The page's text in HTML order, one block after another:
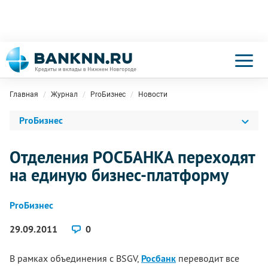
Главная Журнал ProБизнес Новости
ProБизнес
Отделения РОСБАНКА переходят
на единую бизнес-платформу
ProБизнес
29.09.2011
0
В рамках объединения с BSGV, Росбанк переводит все